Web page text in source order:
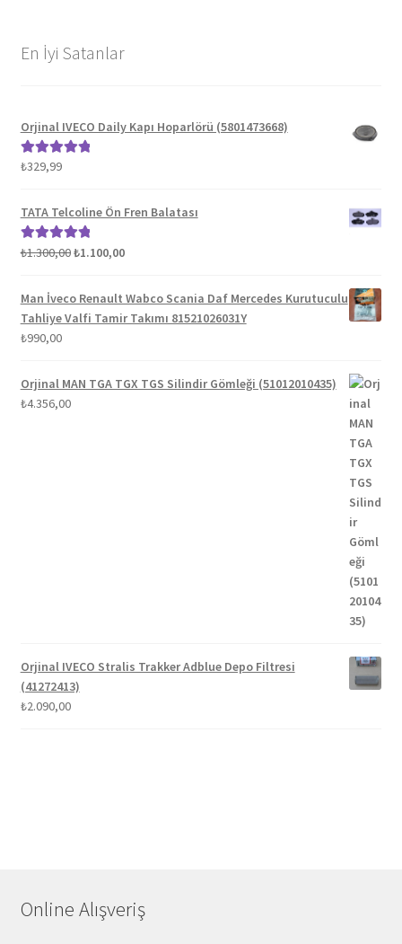
En İyi Satanlar
Orjinal IVECO Daily Kapı Hoparlörü (5801473668)
5 üzerinden
₺329,99
TATA Telcoline Ön Fren Balatası
5 üzerinden
₺1.300,00Orijinal
₺1.300,00.
₺1.100,00Şu
fiyat:
₺1.100,00.
Man İveco Renault Wabco Scania Daf Mercedes Kurutuculu
Tahliye Valfi Tamir Takımı 81521026031Y
₺990,00
Orjinal MAN TGA TGX TGS Silindir Gömleği (51012010435)
₺4.356,00
Orjinal IVECO Stralis Trakker Adblue Depo Filtresi
(41272413)
₺2.090,00
Online Alışveriş